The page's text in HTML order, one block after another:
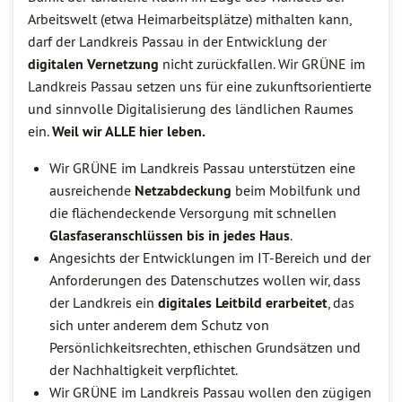
Arbeitswelt (etwa Heimarbeitsplätze) mithalten kann,
darf der Landkreis Passau in der Entwicklung der
digitalen Vernetzung nicht zurückfallen. Wir GRÜNE im
Landkreis Passau setzen uns für eine zukunftsorientierte
und sinnvolle Digitalisierung des ländlichen Raumes
ein.Weil wir ALLE hier leben.
Wir GRÜNE im Landkreis Passau unterstützen eine
ausreichende Netzabdeckung beim Mobilfunk und
die flächendeckende Versorgung mit schnellen
Glasfaseranschlüssen bis in jedes Haus.
Angesichts der Entwicklungen im IT-Bereich und der
Anforderungen des Datenschutzes wollen wir, dass
der Landkreis ein digitales Leitbild erarbeitet, das
sich unter anderem dem Schutz von
Persönlichkeitsrechten, ethischen Grundsätzen und
der Nachhaltigkeit verpflichtet.
Wir GRÜNE im Landkreis Passau wollen den zügigen